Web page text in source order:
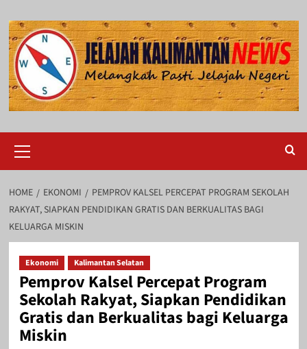
to
content
Menu
HOME EKONOMI
PEMPROV KALSEL PERCEPAT PROGRAM SEKOLAH
RAKYAT, SIAPKAN PENDIDIKAN GRATIS DAN BERKUALITAS BAGI
KELUARGA MISKIN
Ekonomi Kalimantan Selatan
Pemprov Kalsel Percepat Program
Sekolah Rakyat, Siapkan Pendidikan
Gratis dan Berkualitas bagi Keluarga
Miskin